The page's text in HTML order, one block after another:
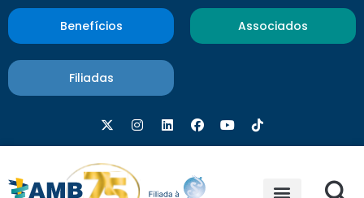
Benefícios Associados
Filiadas